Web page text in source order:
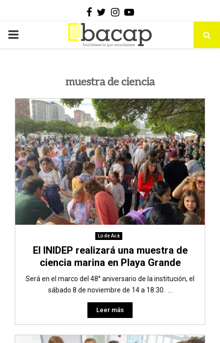
Facebook
Twitter
Instagram
Youtube
PRIMARY
muestra de ciencia
Lo de Acá
El INIDEP realizará una muestra de
ciencia marina en Playa Grande
Será en el marco del 48° aniversario de la institución, el
sábado 8 de noviembre de 14 a 18.30. ...
Leer más